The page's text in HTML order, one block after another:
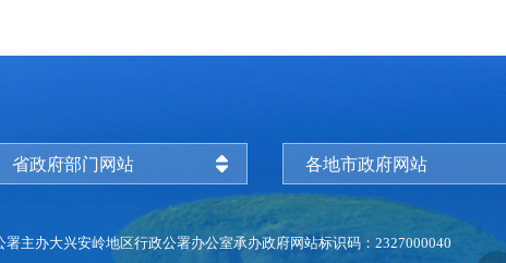
省政府部门网站 各地市政府网站
署主办大兴安岭地区行政公署办公室承办政府网站标识码：2327000040